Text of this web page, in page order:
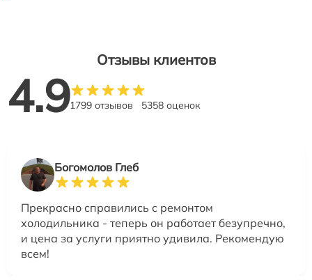
Отзывы клиентов
4.91799 отзывов 5358 оценок
Богомолов Глеб
Прекрасно справились с ремонтом
холодильника - теперь он работает безупречно,
и цена за услуги приятно удивила. Рекомендую
всем!